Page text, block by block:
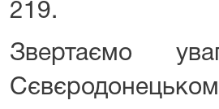
219.
Звертаємо